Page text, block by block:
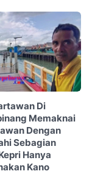
Di
Memaknai
Dengan
Sebagian
Hanya
Kano